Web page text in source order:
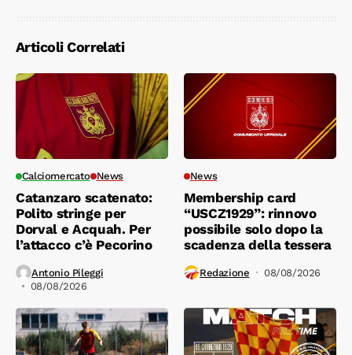
Articoli Correlati
Calciomercato News
Catanzaro scatenato:
Polito stringe per
Dorval e Acquah. Per
l’attacco c’è Pecorino
Antonio Pileggi
08/08/2026
News
Membership card
“USCZ1929”: rinnovo
possibile solo dopo la
scadenza della tessera
Redazione 08/08/2026